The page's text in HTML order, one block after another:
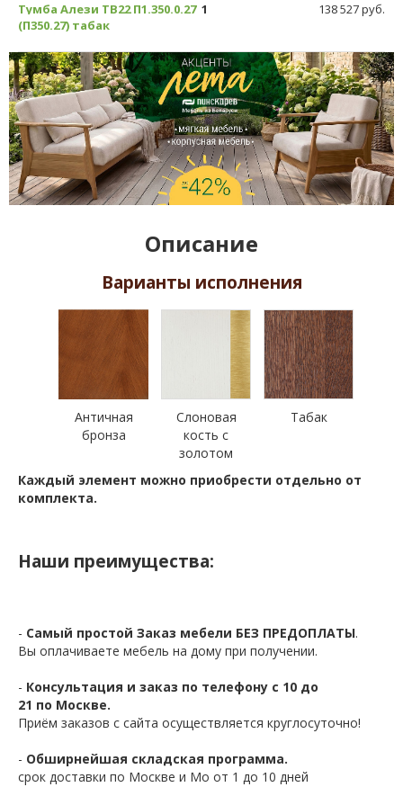
Тумба Алези ТВ22 П1.350.0.27
(П350.27) табак
1 138 527 руб.
Описание
Варианты исполнения
Античная
бронза
Слоновая
кость с
золотом
Табак
Каждый элемент можно приобрести отдельно от
комплекта.
Наши преимущества:
- Самый простой Заказ мебели БЕЗ ПРЕДОПЛАТЫ.
Вы оплачиваете мебель на дому при получении.
- Консультация и заказ по телефону с 10 до
21 по Москве.
Приём заказов с сайта осуществляется круглосуточно!
- Обширнейшая складская программа.
срок доставки по Москве и Мо от 1 до 10 дней